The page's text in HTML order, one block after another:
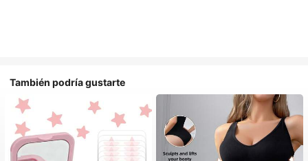
También podría gustarte